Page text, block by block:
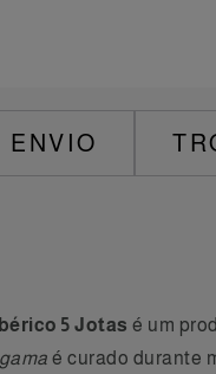
ENVIO
5 Jotas é um
é curado durante